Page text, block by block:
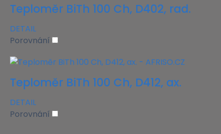
Teploměr BiTh 100 Ch, D402, rad.
DETAIL
Porovnání
Teploměr BiTh 100 Ch, D412, ax.
DETAIL
Porovnání